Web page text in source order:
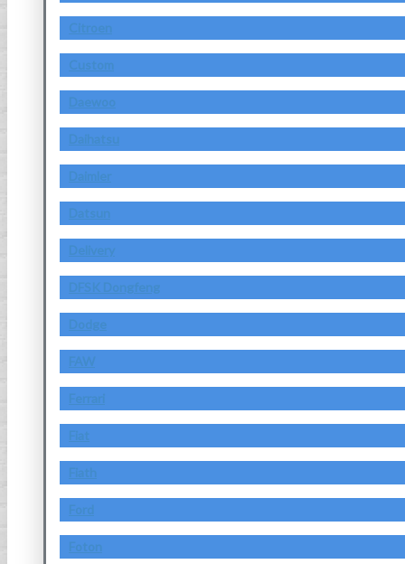
Citroen
Custom
Daewoo
Daihatsu
Daimler
Datsun
Delivery
DFSK Dongfeng
Dodge
FAW
Ferrari
Fiat
Fiath
Ford
Foton